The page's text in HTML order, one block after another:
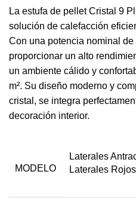
La estufa de pellet Cristal 9
solución de calefacción
Con una potencia nominal
proporcionar un alto
un ambiente cálido y
m². Su diseño moderno y
cristal, se integra
decoración interior.
MODELO
Laterales
Laterales Rojos